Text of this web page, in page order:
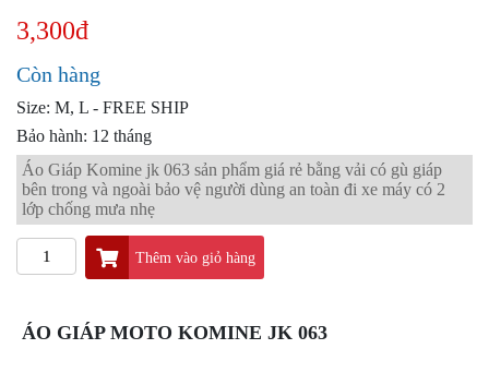
CHƠI
PG1
PHỤ
KIỆN
YAMAHA
PG-
1
CẢNG
GIVI
ZR
ĐỒ
XE
PHỤ
3,300đ
Còn hàng
Size: M, L - FREE SHIP
Bảo hành: 12 tháng
Áo Giáp Komine jk 063 sản phẩm giá rẻ bằng vải có gù giáp
bên trong và ngoài bảo vệ người dùng an toàn đi xe máy có 2
lớp chống mưa nhẹ
Thêm vào giỏ hàng
ÁO GIÁP MOTO KOMINE JK 063